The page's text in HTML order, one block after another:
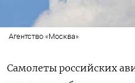
Агентство «Москва»
Самолеты российских